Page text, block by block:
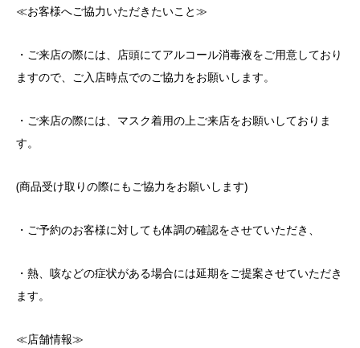
≪お客様へご協力いただきたいこと≫
・ご来店の際には、店頭にてアルコール消毒液をご用意しており
ますので、ご入店時点でのご協力をお願いします。
・ご来店の際には、マスク着用の上ご来店をお願いしておりま
す。
(商品受け取りの際にもご協力をお願いします)
・ご予約のお客様に対しても体調の確認をさせていただき、
・熱、咳などの症状がある場合には延期をご提案させていただき
ます。
≪店舗情報≫